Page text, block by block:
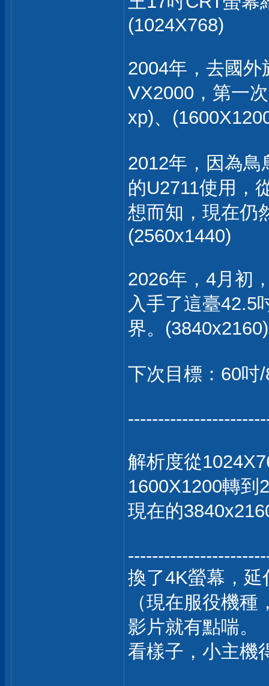
(1024X768)
2004年，去國
VX2000，第一
xp)、
2012年，因為
的U2711使用，
想而知，現在仍
(2560x1440)
2026年，4月初
入手了這臺42.5
界。(3840x2160)
下次目標：60吋
解析度從
1600X1200轉到
現在的
換了4K螢幕，
（現在服役機
影片就有點喘。
看樣子，小主機